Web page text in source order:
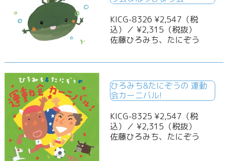
KICG-8326 ¥2,547（税
込）／ ¥2,315（税抜）
佐藤ひろみち、たにぞう
ひろみち&たにぞうの 運動
会カーニバル!
KICG-8325 ¥2,547（税
込）／ ¥2,315（税抜）
佐藤ひろみち、たにぞう